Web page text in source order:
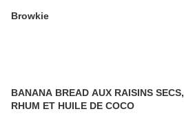
Browkie
BANANA BREAD AUX RAISINS SECS,
RHUM ET HUILE DE COCO